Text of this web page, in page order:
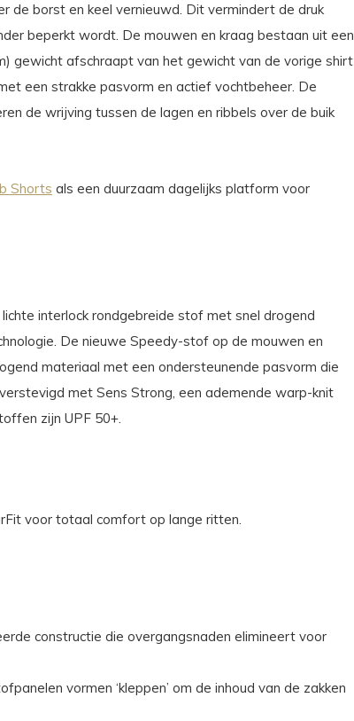
de borst en keel vernieuwd. Dit vermindert de druk
beperkt wordt. De mouwen en kraag bestaan uit een
gewicht afschraapt van het gewicht van de vorige shirt
een strakke pasvorm en actief vochtbeheer. De
de wrijving tussen de lagen en ribbels over de buik
Shorts als een duurzaam dagelijks platform voor
interlock rondgebreide stof met snel drogend
De nieuwe Speedy-stof op de mouwen en
materiaal met een ondersteunende pasvorm die
met Sens Strong, een ademende warp-knit
zijn UPF 50+.
voor totaal comfort op lange ritten.
constructie die overgangsnaden elimineert voor
vormen ‘kleppen’ om de inhoud van de zakken